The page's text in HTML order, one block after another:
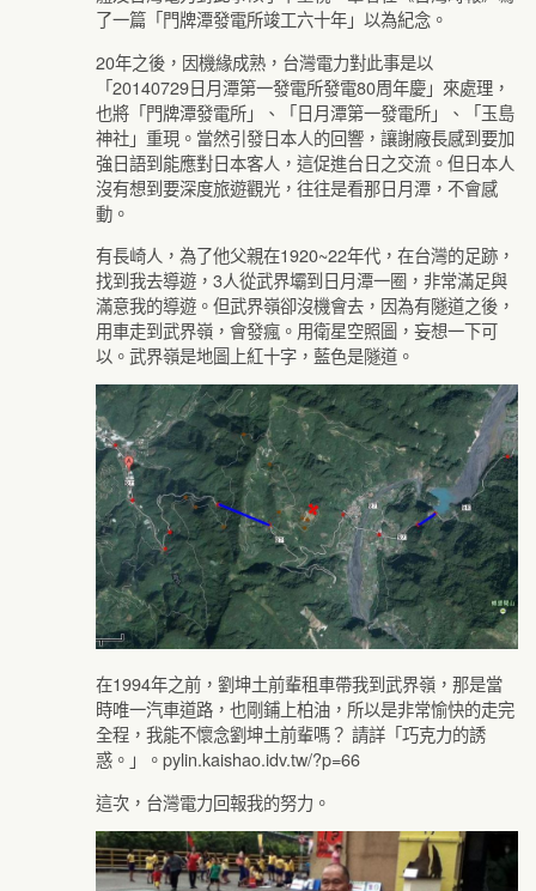
了一篇「門牌潭發電所竣工六十年」以為紀念。
20年之後，因機緣成熟，台灣電力對此事是以
「20140729日月潭第一發電所發電80周年慶」來處理，
也將「門牌潭發電所」、「日月潭第一發電所」、「玉島
神社」重現。當然引發日本人的回響，讓謝廠長感到要加
強日語到能應對日本客人，這促進台日之交流。但日本人
沒有想到要深度旅遊觀光，往往是看那日月潭，不會感
動。
有長崎人，為了他父親在1920~22年代，在台灣的足跡，
找到我去導遊，3人從武界壩到日月潭一圈，非常滿足與
滿意我的導遊。但武界嶺卻沒機會去，因為有隧道之後，
用車走到武界嶺，會發瘋。用衛星空照圖，妄想一下可
以。武界嶺是地圖上紅十字，藍色是隧道。
在1994年之前，劉坤土前輩租車帶我到武界嶺，那是當
時唯一汽車道路，也剛鋪上柏油，所以是非常愉快的走完
全程，我能不懷念劉坤土前輩嗎？ 請詳「巧克力的誘
惑。」。pylin.kaishao.idv.tw/?p=66
這次，台灣電力回報我的努力。